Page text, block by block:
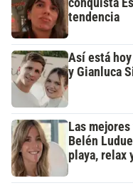
conquista
tendencia
Así está
y Gianluca
Las
Belén
playa, relax